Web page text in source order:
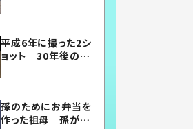
平成6年に撮った2シ
ョット 30年後の姿
孫のためにお弁当を
作った祖母 孫が絶